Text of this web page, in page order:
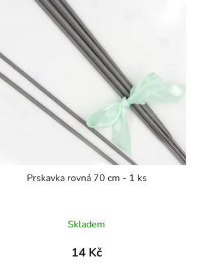
Prskavka rovná 70 cm - 1 ks
Skladem
14 Kč